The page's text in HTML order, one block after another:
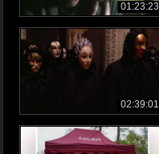
01:23:23
02:39:01